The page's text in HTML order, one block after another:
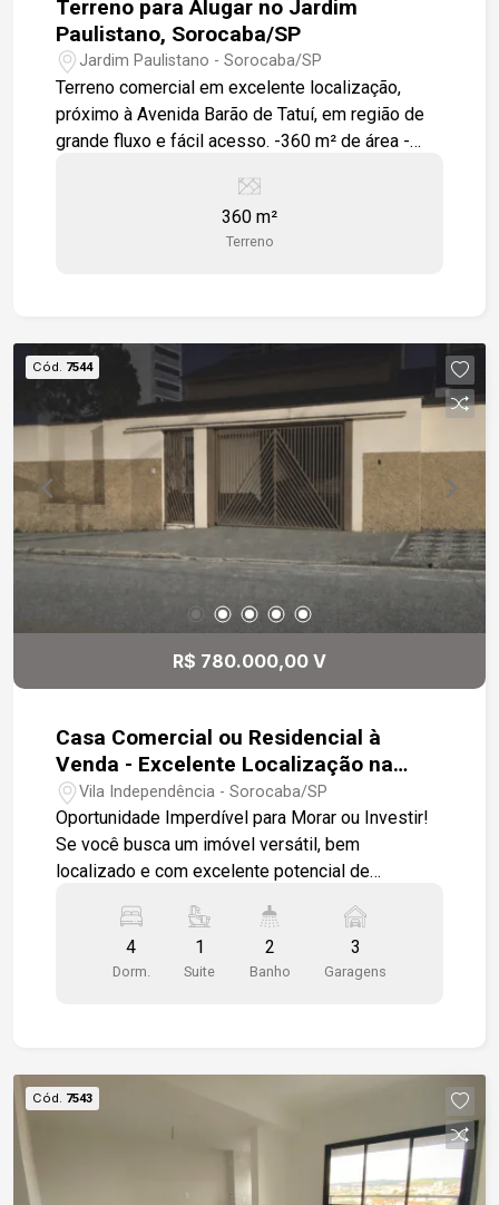
Terreno para Alugar no Jardim
Paulistano, Sorocaba/SP
Jardim Paulistano - Sorocaba/SP
Terreno comercial em excelente localização,
próximo à Avenida Barão de Tatuí, em região de
grande fluxo e fácil acesso. -360 m² de área -
Avenida Barão de Tatuí -A 9 minutos do Shopping
360 m²
Terreno
Cód. 7544
R$ 780.000,00 V
Casa Comercial ou Residencial à
Venda - Excelente Localização na
Zona Leste, próximo ao Colégio
Salesiano.
Vila Independência - Sorocaba/SP
Oportunidade Imperdível para Morar ou Investir!
Se você busca um imóvel versátil, bem
localizado e com excelente potencial de
Localizado em uma região estratégica da Zona
Leste, com fácil acesso às principais vias e
cercado por ampla infraestrutura de comércio e
consultórios, escritórios, escolas, salões de
beleza, estúdios ou diversos segmentos
construída 4 dormitórios amplos e bem
distribuídos Cozinha espaçosa 2 banheiros
4
Dorm.
1
Suite
2
Banho
3
Garagens
Cód. 7543